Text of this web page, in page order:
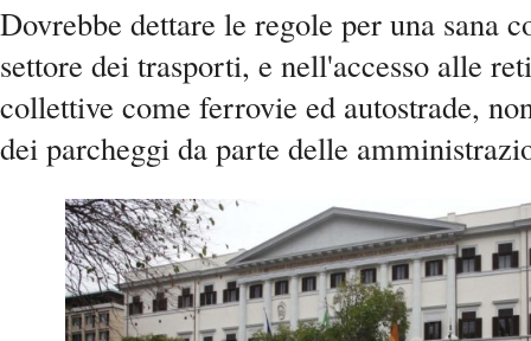
Dovrebbe dettare le regole per una sana
settore dei trasporti, e nell'accesso alle
collettive come ferrovie ed autostrade,
dei parcheggi da parte delle